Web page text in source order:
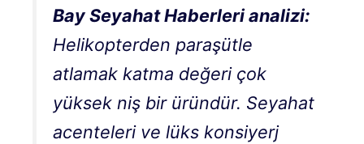
Bay Seyahat Haberleri analizi:
Helikopterden paraşütle
atlamak katma değeri çok
yüksek niş bir üründür. Seyahat
acenteleri ve lüks konsiyerj